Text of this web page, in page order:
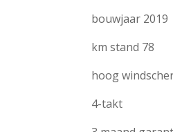
bouwjaar 2019
km stand 78
hoog
4-takt